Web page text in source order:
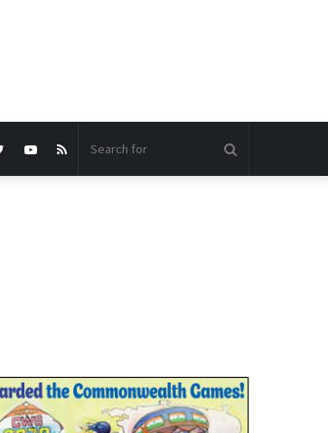
RSS
YouTube
Twitter